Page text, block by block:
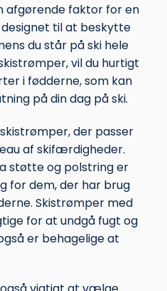
afgørende faktor for en
til at beskytte
du står på ski hele
vil du hurtigt
i fødderne, som kan
på din dag på ski.
der passer
af skifærdigheder.
støtte og polstring er
for dem, der har brug
Skistrømper med
for at undgå fugt og
er behagelige at